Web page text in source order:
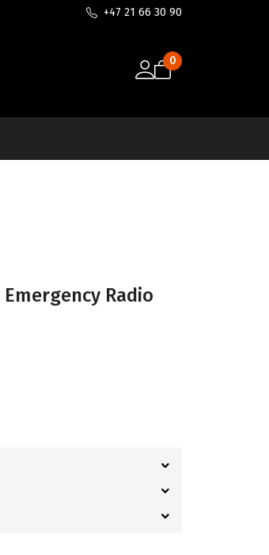
+47 21 66 30 90
0
Radio